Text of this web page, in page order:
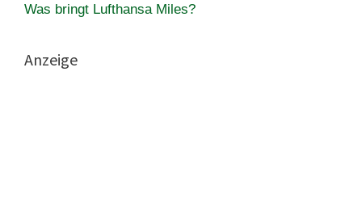
Was bringt Lufthansa Miles?
Anzeige